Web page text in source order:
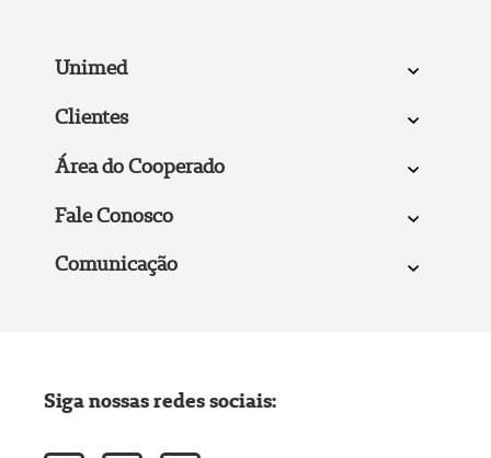
Unimed
Clientes
Área do Cooperado
Fale Conosco
Comunicação
Siga nossas redes sociais: